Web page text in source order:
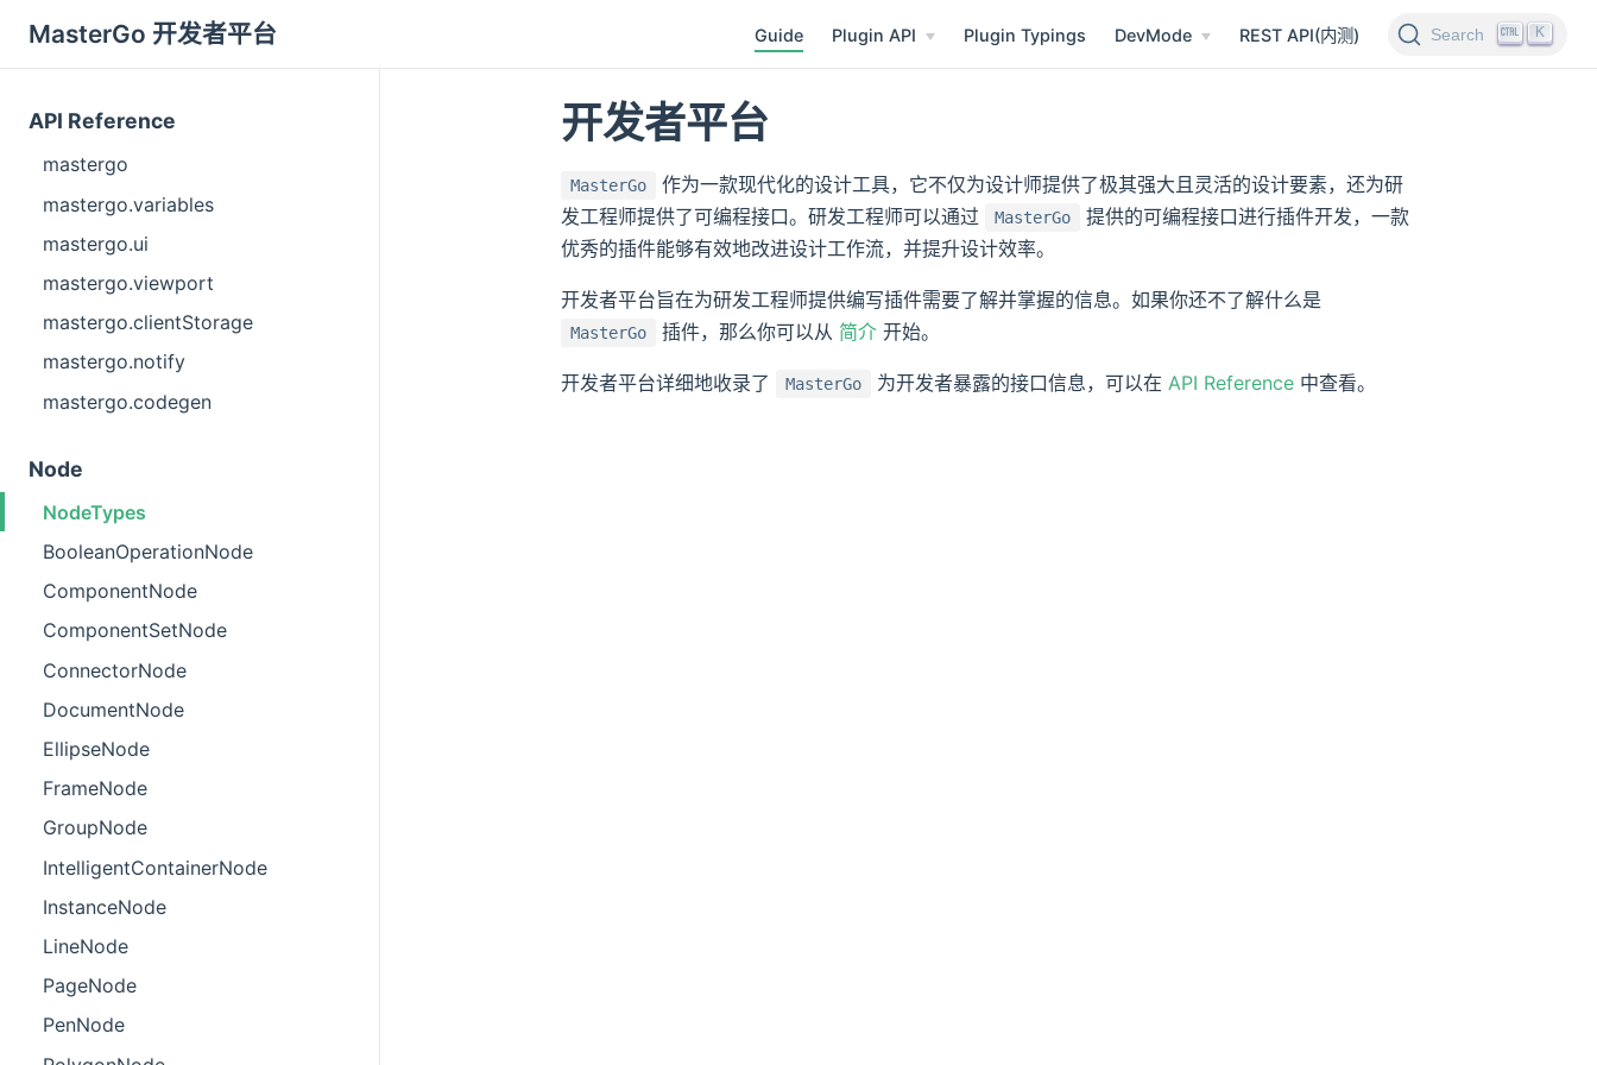
MasterGo 开发者平台 Guide Plugin API Plugin Typings DevMode REST API(内测) Search K
API Reference
mastergo
mastergo.variables
mastergo.ui
mastergo.viewport
mastergo.clientStorage
mastergo.notify
mastergo.codegen
Node
NodeTypes
BooleanOperationNode
ComponentNode
ComponentSetNode
ConnectorNode
DocumentNode
EllipseNode
FrameNode
GroupNode
IntelligentContainerNode
InstanceNode
LineNode
PageNode
PenNode
开发者平台
MasterGo
作为一款现代化的设计工具，它不仅为设计师提供了极其强大且灵活的设计要素，还为研
发工程师提供了可编程接口。研发工程师可以通过
MasterGo
提供的可编程接口进行插件开发，一款
优秀的插件能够有效地改进设计工作流，并提升设计效率。
开发者平台旨在为研发工程师提供编写插件需要了解并掌握的信息。如果你还不了解什么是
MasterGo 插件，那么你可以从 简介 开始。
开发者平台详细地收录了 MasterGo 为开发者暴露的接口信息，可以在 API Reference 中查看。